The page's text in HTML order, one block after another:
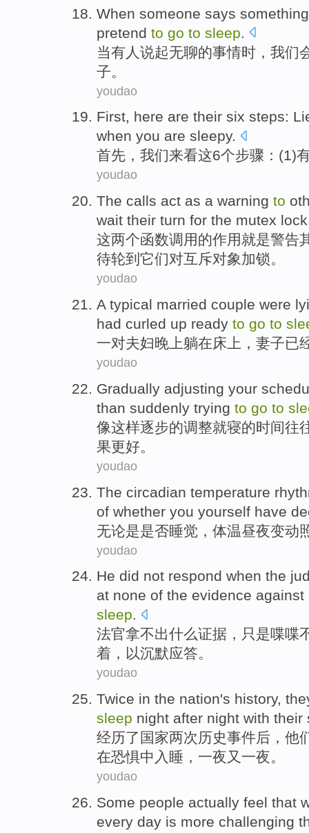
When someone says something
pretend to go to sleep
当有人 说起无聊的事情时 ， 我们
子。
youdao
First, here are their six steps:
when you are sleepy.
首先 ， 我们来看这6个步骤 ：(1)
youdao
The calls act as a warning to
wait their turn for the mutex lock
这两个函数调用的作用就是警告
待轮到 它们对互斥对象加锁。
youdao
A typical married couple were
had curled up ready to go to
一对夫妇晚上躺在床上 ， 妻子已
youdao
Gradually adjusting your
than suddenly trying to go to
像这样逐步的调整就寝的时间往
果更好。
youdao
The circadian temperature
of whether you yourself have
无论是是否睡觉 ， 体温昼夜变动
youdao
He did not respond when the
at none of the evidence against
sleep.
法官拿不出什么证据 ， 只是喋喋
着 ， 以沉默应答。
youdao
Twice in the nation's history,
sleep night after night with
经历了 国家两次历史事件后 ， 他
在恐惧中 入睡 ， 一夜又一夜。
youdao
Some people actually feel that
every day is more challenging